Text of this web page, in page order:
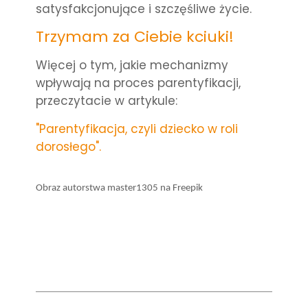
satysfakcjonujące i szczęśliwe życie.
Trzymam za Ciebie kciuki!
Więcej o tym, jakie mechanizmy
wpływają na proces parentyfikacji,
przeczytacie w artykule:
"Parentyfikacja, czyli dziecko w roli
dorosłego".
Obraz autorstwa master1305 na Freepik